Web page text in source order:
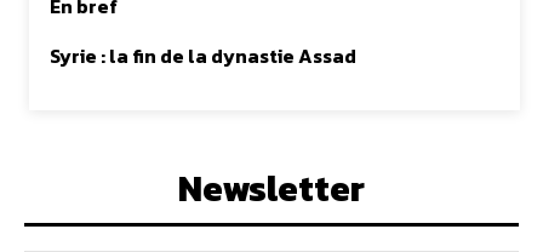
En bref
Syrie : la fin de la dynastie Assad
Newsletter